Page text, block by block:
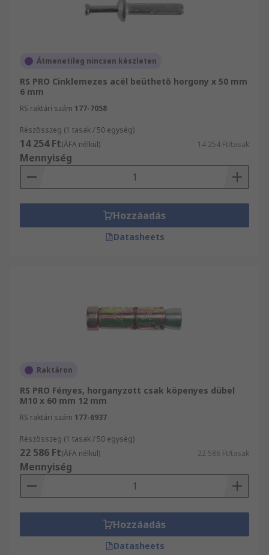
Átmenetileg nincsen készleten
RS PRO Cinklemezes acél beüthető horgony x 50 mm
6 mm
RS raktári szám 177-7058
Részösszeg (1 tasak / 50 egység)
14 254 Ft(ÁFA nélkül) 14 254 Ft/tasak
Mennyiség
Hozzáadás
Datasheets
Raktáron
RS PRO Fényes, horganyzott csak köpenyes dübel
M10 x 60 mm 12 mm
RS raktári szám 177-6937
Részösszeg (1 tasak / 50 egység)
22 586 Ft(ÁFA nélkül) 22 586 Ft/tasak
Mennyiség
Hozzáadás
Datasheets